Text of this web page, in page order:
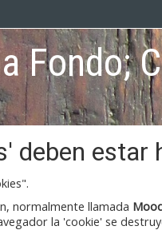
Fondo;
deben
normalmente llamada
la 'cookie' se